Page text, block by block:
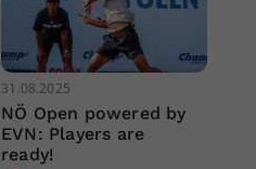
31.08.2025
NÖ Open powered by
EVN: Players are
ready!